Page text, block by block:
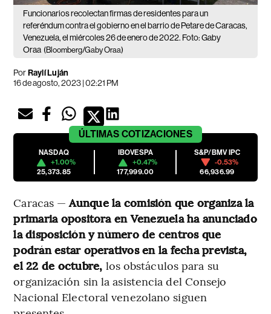
Funcionarios recolectan firmas de residentes para un
referéndum contra el gobierno en el barrio de Petare de Caracas,
Venezuela, el miércoles 26 de enero de 2022. Foto: Gaby
Oraa (Bloomberg/Gaby Oraa)
PorRaylí Luján
16 de agosto, 2023 | 02:21 PM
ÚLTIMAS COTIZACIONES
NASDAQ
+1.00%
25,373.85
IBOVESPA
+0.47%
177,999.00
S&P/BMV IPC
-0.53%
66,936.99
Caracas —Aunque la comisión que organiza la
primaria opositora en Venezuela ha anunciado
la disposición y número de centros que
podrán estar operativos en la fecha prevista,
el 22 de octubre, los obstáculos para su
organización sin la asistencia del Consejo
Nacional Electoral venezolano siguen